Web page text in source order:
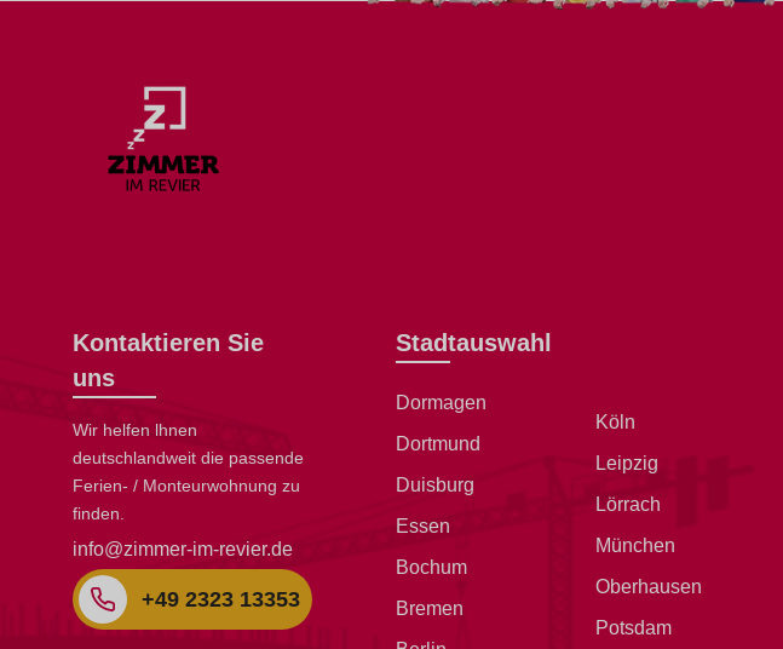
Kontaktieren Sie
uns
Wir helfen lhnen
deutschlandweit die passende
Ferien- / Monteurwohnung zu
finden.
info@zimmer-im-revier.de
+49 2323 13353
Stadtauswahl
Dormagen
Dortmund
Duisburg
Essen
Bochum
Bremen
Köln
Leipzig
Lörrach
München
Oberhausen
Potsdam